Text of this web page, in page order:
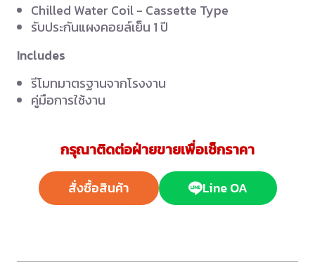
Chilled Water Coil - Cassette Type
รับประกันแผงคอยล์เย็น 1 ปี
Includes
รีโมทมาตรฐานจากโรงงาน
คู่มือการใช้งาน
กรุณาติดต่อฝ่ายขายเพื่อเช็กราคา
สั่งซื้อสินค้า Line OA